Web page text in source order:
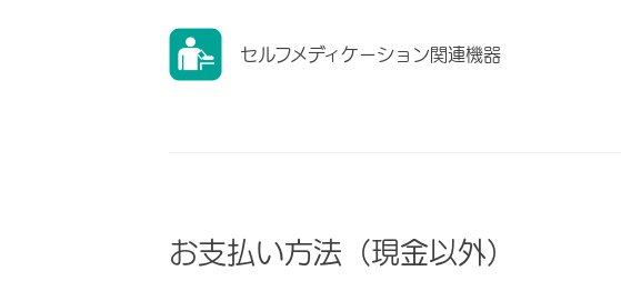
セルフメディケーション関連機器
お支払い方法（現金以外）